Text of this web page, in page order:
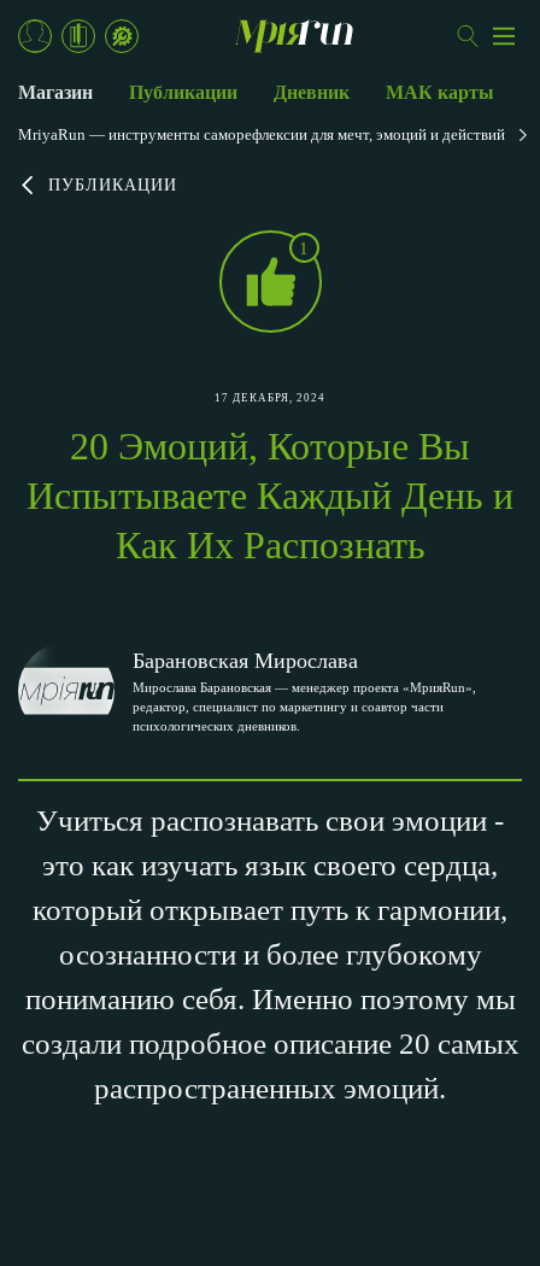
ПУБЛИКАЦИИ
1
17 ДЕКАБРЯ, 2024
20 Эмоций, Которые Вы
Испытываете Каждый День и
Как Их Распознать
Барановская Мирослава
Мирослава Барановская — менеджер проекта «МрияRun»,
редактор, специалист по маркетингу и соавтор части
психологических дневников.
Учиться распознавать свои эмоции -
это как изучать язык своего сердца,
который открывает путь к гармонии,
осознанности и более глубокому
пониманию себя. Именно поэтому мы
создали подробное описание 20 самых
распространенных эмоций.
Магазин Публикации Дневник МАК карты
MriyaRun — инструменты саморефлексии для мечт, эмоций и действий